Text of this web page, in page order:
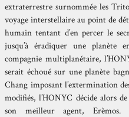
extraterrestre surnommée les
voyage interstellaire au point de
humain tentant d’en percer le
jusqu’à éradiquer une planète
compagnie multiplanétaire,
serait échoué sur une planète
Chang imposant l’extermination
modifiés, l’HONYC décide alors
son meilleur agent, Erèmos.